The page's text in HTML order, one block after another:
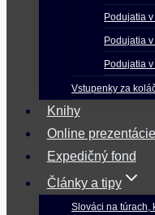
Podujatia
Podujatia
Podujatia
Vstupenky za
Knihy
Online prezentácie
Expedičný fond
Články a tipy
Slováci na túrach,